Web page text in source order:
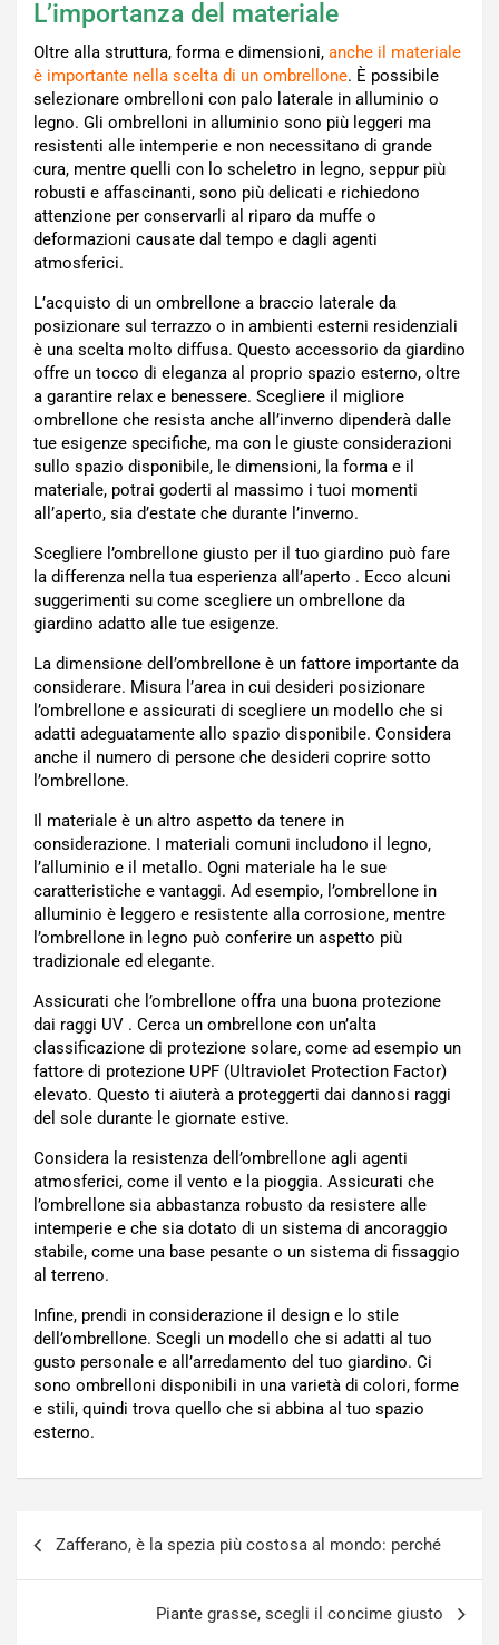
L’importanza del materiale
Oltre alla struttura, forma e dimensioni, anche il materiale
è importante nella scelta di un ombrellone. È possibile
selezionare ombrelloni con palo laterale in alluminio o
legno. Gli ombrelloni in alluminio sono più leggeri ma
resistenti alle intemperie e non necessitano di grande
cura, mentre quelli con lo scheletro in legno, seppur più
robusti e affascinanti, sono più delicati e richiedono
attenzione per conservarli al riparo da muffe o
deformazioni causate dal tempo e dagli agenti
atmosferici.
L’acquisto di un ombrellone a braccio laterale da
posizionare sul terrazzo o in ambienti esterni residenziali
è una scelta molto diffusa. Questo accessorio da giardino
offre un tocco di eleganza al proprio spazio esterno, oltre
a garantire relax e benessere. Scegliere il migliore
ombrellone che resista anche all’inverno dipenderà dalle
tue esigenze specifiche, ma con le giuste considerazioni
sullo spazio disponibile, le dimensioni, la forma e il
materiale, potrai goderti al massimo i tuoi momenti
all’aperto, sia d’estate che durante l’inverno.
Scegliere l’ombrellone giusto per il tuo giardino può fare
la differenza nella tua esperienza all’aperto . Ecco alcuni
suggerimenti su come scegliere un ombrellone da
giardino adatto alle tue esigenze.
La dimensione dell’ombrellone è un fattore importante da
considerare. Misura l’area in cui desideri posizionare
l’ombrellone e assicurati di scegliere un modello che si
adatti adeguatamente allo spazio disponibile. Considera
anche il numero di persone che desideri coprire sotto
l’ombrellone.
Il materiale è un altro aspetto da tenere in
considerazione. I materiali comuni includono il legno,
l’alluminio e il metallo. Ogni materiale ha le sue
caratteristiche e vantaggi. Ad esempio, l’ombrellone in
alluminio è leggero e resistente alla corrosione, mentre
l’ombrellone in legno può conferire un aspetto più
tradizionale ed elegante.
Assicurati che l’ombrellone offra una buona protezione
dai raggi UV . Cerca un ombrellone con un’alta
classificazione di protezione solare, come ad esempio un
fattore di protezione UPF (Ultraviolet Protection Factor)
elevato. Questo ti aiuterà a proteggerti dai dannosi raggi
del sole durante le giornate estive.
Considera la resistenza dell’ombrellone agli agenti
atmosferici, come il vento e la pioggia. Assicurati che
l’ombrellone sia abbastanza robusto da resistere alle
intemperie e che sia dotato di un sistema di ancoraggio
stabile, come una base pesante o un sistema di fissaggio
al terreno.
Infine, prendi in considerazione il design e lo stile
dell’ombrellone. Scegli un modello che si adatti al tuo
gusto personale e all’arredamento del tuo giardino. Ci
sono ombrelloni disponibili in una varietà di colori, forme
e stili, quindi trova quello che si abbina al tuo spazio
esterno.
Zafferano, è la spezia più costosa al mondo: perché
Piante grasse, scegli il concime giusto